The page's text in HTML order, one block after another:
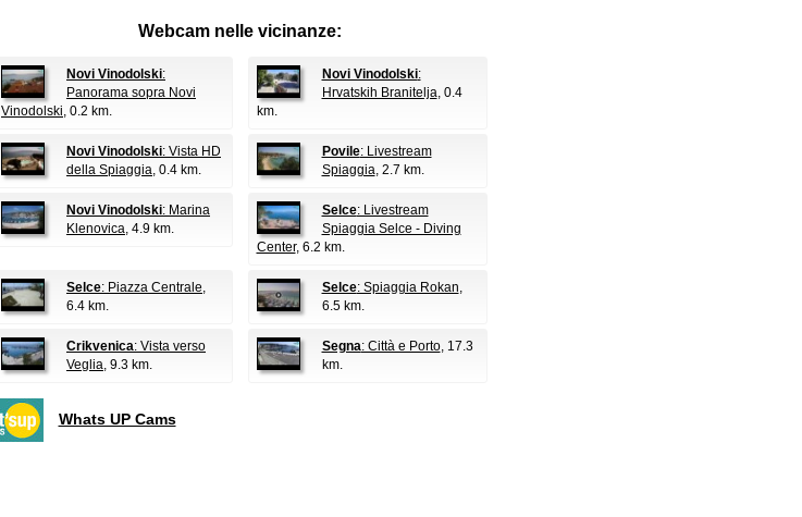
Webcam nelle vicinanze:
Novi Vinodolski:
Panorama sopra Novi
Vinodolski, 0.2 km.
Novi Vinodolski:
Hrvatskih Branitelja, 0.4
km.
Novi Vinodolski: Vista HD
della Spiaggia, 0.4 km.
Povile: Livestream
Spiaggia, 2.7 km.
Novi Vinodolski: Marina
Klenovica, 4.9 km.
Selce: Livestream
Spiaggia Selce - Diving
Center, 6.2 km.
Selce: Piazza Centrale,
6.4 km.
Selce: Spiaggia Rokan,
6.5 km.
Crikvenica: Vista verso
Veglia, 9.3 km.
Segna: Città e Porto, 17.3
km.
Whats UP Cams